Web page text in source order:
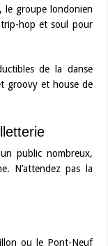
le groupe londonien
trip-hop et soul pour
de la danse
groovy et house de
public nombreux,
N’attendez pas la
ou le Pont-Neuf